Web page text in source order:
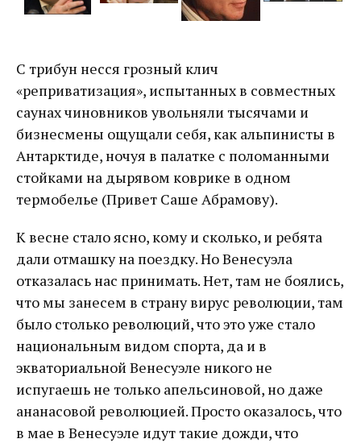
С трибун несся грозный клич
«реприватизация», испытанных в совместных
саунах чиновников увольняли тысячами и
бизнесмены ощущали себя, как альпинисты в
Антарктиде, ночуя в палатке с поломанными
стойками на дырявом коврике в одном
термобелье (Привет Саше Абрамову).
К весне стало ясно, кому и сколько, и ребята
дали отмашку на поездку. Но Венесуэла
отказалась нас принимать. Нет, там не боялись,
что мы занесем в страну вирус революции, там
было столько революций, что это уже стало
национальным видом спорта, да и в
экваториальной Венесуэле никого не
испугаешь не только апельсиновой, но даже
ананасовой революцией. Просто оказалось, что
в мае в Венесуэле идут такие дожди, что